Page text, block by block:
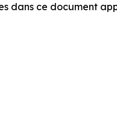
dans ce document